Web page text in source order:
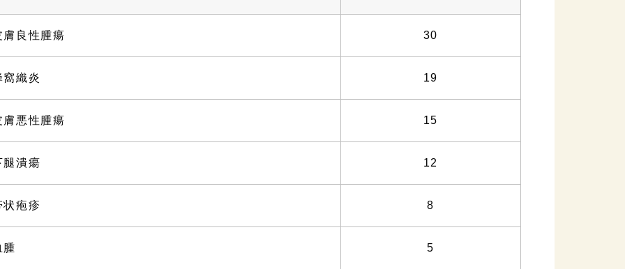
膚良性腫瘍 30
窩織炎 19
膚悪性腫瘍 15
腿潰瘍 12
状疱疹 8
腫 5